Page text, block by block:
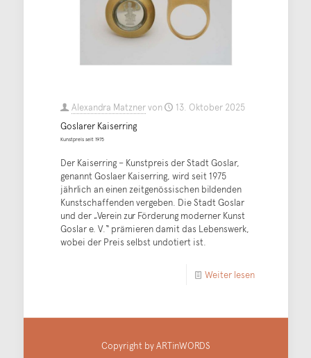
Alexandra Matznervon
13. Oktober 2025
Goslarer Kaiserring
Kunstpreis seit 1975
Der Kaiserring – Kunstpreis der Stadt Goslar,
genannt Goslaer Kaiserring, wird seit 1975
jährlich an einen zeitgenössischen bildenden
Kunstschaffenden vergeben. Die Stadt Goslar
und der „Verein zur Förderung moderner Kunst
Goslar e. V.“ prämieren damit das Lebenswerk,
wobei der Preis selbst undotiert ist.
Weiter lesen
Copyright by ARTinWORDS